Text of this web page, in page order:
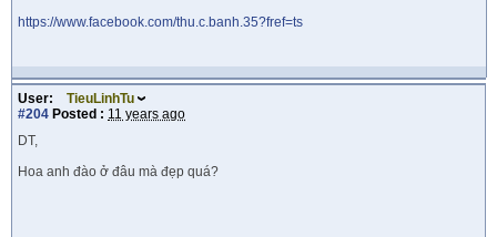
https://www.facebook.com/thu.c.banh.35?fref=ts
User:
TieuLinhTu
#204 Posted : 11 years ago
DT,
Hoa anh đào ở đâu mà đẹp quá?